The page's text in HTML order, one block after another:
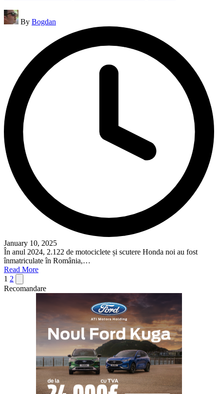
Posted
by
By Bogdan
January 10, 2025
În anul 2024, 2.122 de motociclete și scutere Honda noi au fost
înmatriculate în România,…
Read More
Posts
pagination
1 2 Next
page
Recomandare